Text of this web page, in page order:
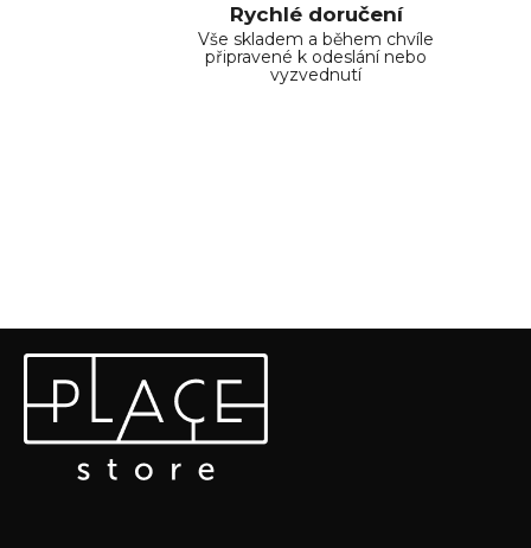
Rychlé doručení
Vše skladem a během chvíle
připravené k odeslání nebo
vyzvednutí
Odebírat newsletter
Vložte svůj e-mail a my vám budeme zasílat informace o
nových produktech na našem e-shopu.